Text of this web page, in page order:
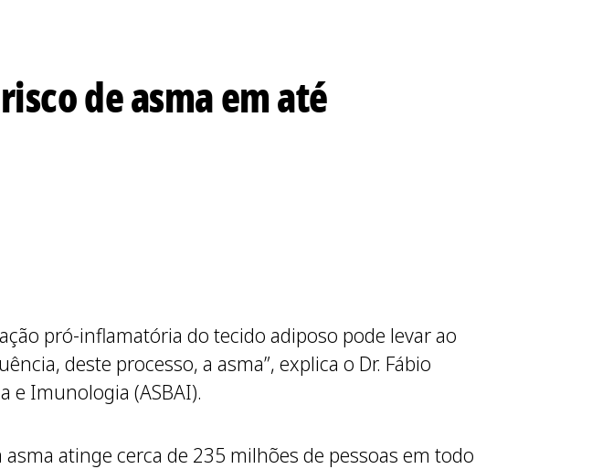
de asma em até
pró-inflamatória do tecido adiposo pode levar ao
deste processo, a asma”, explica o Dr. Fábio
e Imunologia (ASBAI).
atinge cerca de 235 milhões de pessoas em todo